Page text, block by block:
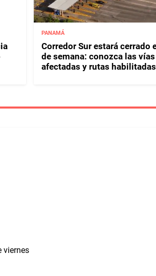
PANAMÁ
Corredor Sur estará cerrado
de semana: conozca las vías
afectadas y rutas habilitadas